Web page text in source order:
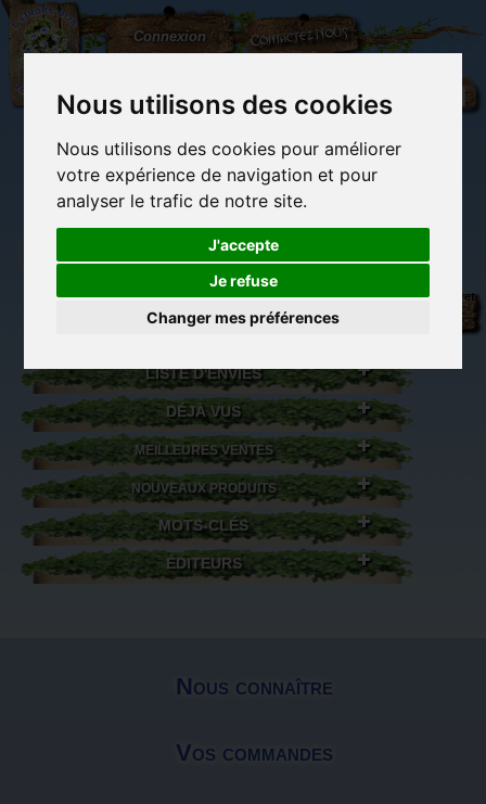
Nous utilisons des cookies
Nous utilisons des cookies pour améliorer
votre expérience de navigation et pour
analyser le trafic de notre site.
J'accepte
Je refuse
Changer mes préférences
L'Arbre
aux
100.000
Connexion Contactez-nous
(vide)
Librairie des
Carterie
originale
Activités
détente et jeux
Objets déco et
LISTE D'ENVIES
DÉJÀ VUS
MEILLEURES VENTES
NOUVEAUX PRODUITS
MOTS-CLÉS
ÉDITEURS
Nous connaître
Vos commandes